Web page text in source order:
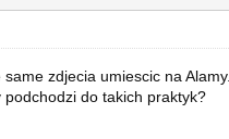
zdjecia umiescic na Alamy.
do takich praktyk?